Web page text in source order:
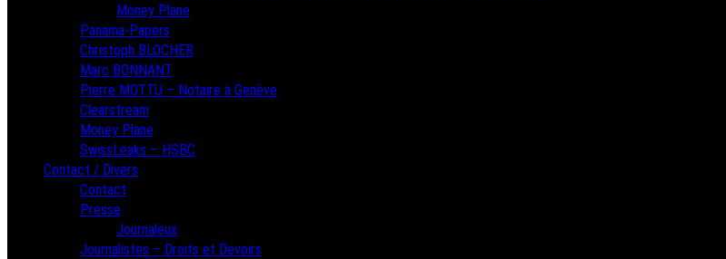
Money Plane
Panama-Papers
Christoph BLOCHER
Marc BONNANT
Pierre MOTTU – Notaire à Genève
Clearstream
Money Plane
SwissLeaks – HSBC
Contact / Divers
Contact
Presse
Journaleux
Journalistes – Droits et Devoirs